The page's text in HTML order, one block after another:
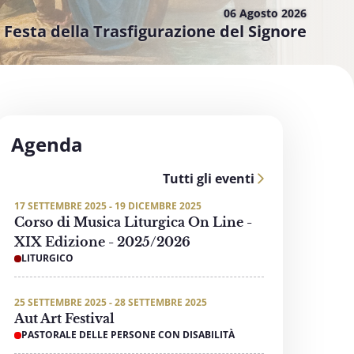
06 Agosto 2026
Festa della Trasfigurazione del Signore
Agenda
Tutti gli eventi
17 SETTEMBRE 2025 - 19 DICEMBRE 2025
Corso di Musica Liturgica On Line -
XIX Edizione - 2025/2026
LITURGICO
25 SETTEMBRE 2025 - 28 SETTEMBRE 2025
Aut Art Festival
PASTORALE DELLE PERSONE CON DISABILITÀ